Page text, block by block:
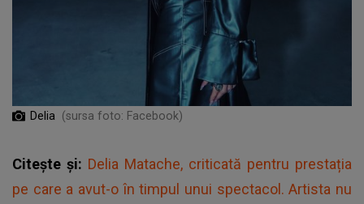
Delia (sursa foto: Facebook)
Citește și: Delia Matache, criticată pentru prestația
pe care a avut-o în timpul unui spectacol. Artista nu